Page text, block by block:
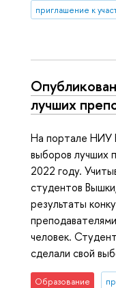
приглашение к
лучших
На портале НИУ
выборов лучших
2022 году.
студентов
результаты
человек.
сделали свой
Образование